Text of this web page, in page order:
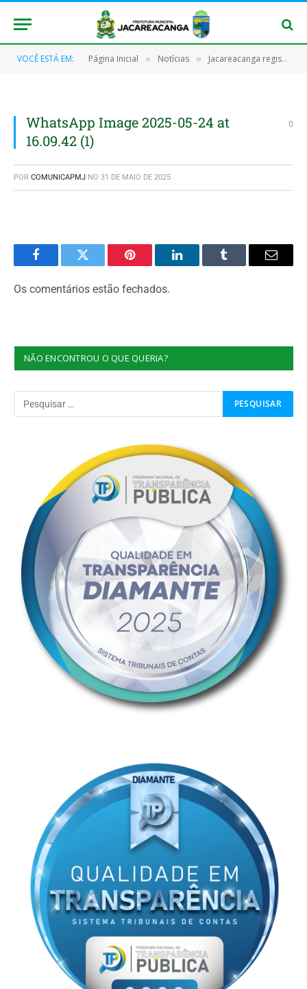
VOCÊ ESTÁ EM: Página Inicial » Notícias » Jacareacanga registra a maior redução de casos de malária dos últimos 7 anos
WhatsApp Image 2025-05-24 at
16.09.42 (1)
0
POR COMUNICAPMJ NO 31 DE MAIO DE 2025
FacebookTwitter Pinterest O
Tumblr
E-
Os comentários estão fechados.
NÃO ENCONTROU O QUE QUERIA?